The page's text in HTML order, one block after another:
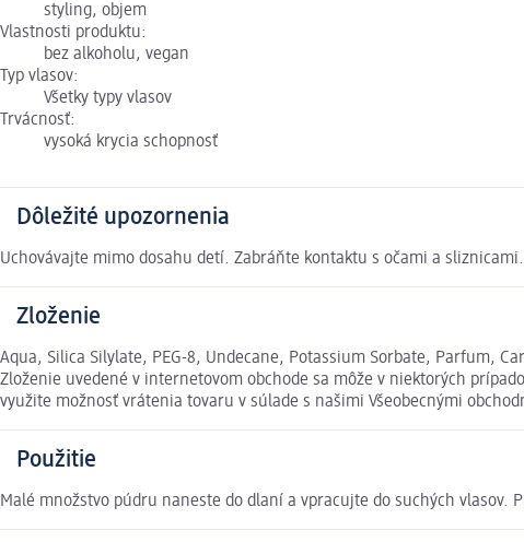
styling, objem
Vlastnosti produktu:
bez alkoholu, vegan
Typ vlasov:
Všetky typy vlasov
Trvácnosť:
vysoká krycia schopnosť
Dôležité upozornenia
Uchovávajte mimo dosahu detí. Zabráňte kontaktu s očami a sliznicami.
Zloženie
Aqua, Silica Silylate, PEG-8, Undecane, Potassium Sorbate, Parfum,
Zloženie uvedené v internetovom obchode sa môže v niektorých
využite možnosť vrátenia tovaru v súlade s našimi Všeobecnými
Použitie
Malé množstvo púdru naneste do dlaní a vpracujte do suchých